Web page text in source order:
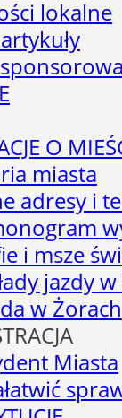
lokalne
O
miasta
adresy i
i msze
jazdy
w Żorach
Miasta